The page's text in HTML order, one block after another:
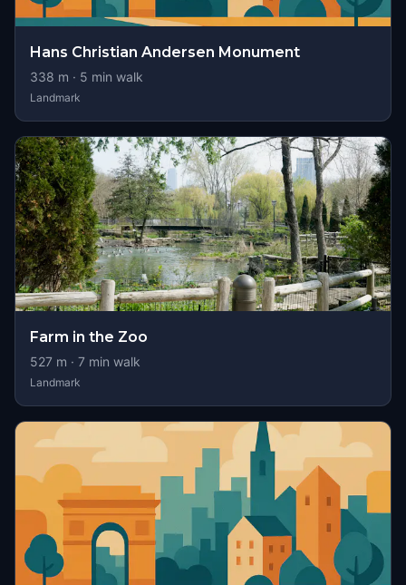
Hans Christian Andersen Monument
338 m · 5 min walk
Landmark
Farm in the Zoo
527 m · 7 min walk
Landmark